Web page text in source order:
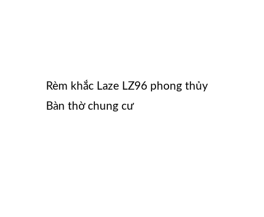
Rèm khắc Laze LZ96 phong thủy
Bàn thờ chung cư